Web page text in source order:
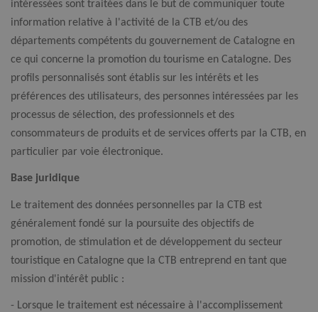
intéressées sont traitées dans le but de communiquer toute
information relative à l'activité de la CTB et/ou des
départements compétents du gouvernement de Catalogne en
ce qui concerne la promotion du tourisme en Catalogne. Des
profils personnalisés sont établis sur les intérêts et les
préférences des utilisateurs, des personnes intéressées par les
processus de sélection, des professionnels et des
consommateurs de produits et de services offerts par la CTB, en
particulier par voie électronique.
Base juridique
Le traitement des données personnelles par la CTB est
généralement fondé sur la poursuite des objectifs de
promotion, de stimulation et de développement du secteur
touristique en Catalogne que la CTB entreprend en tant que
mission d'intérêt public :
- Lorsque le traitement est nécessaire à l'accomplissement